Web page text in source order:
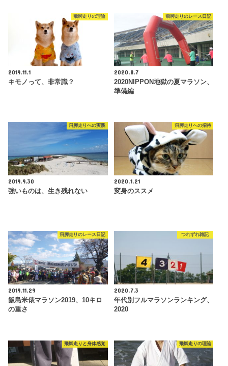
飛脚走りの理論
2019.11.1
キモノって、非常識？
飛脚走りのレース日記
2020.8.7
2020NIPPON地獄の夏マラソン、
準備編
飛脚走りへの実践
2019.9.30
強いものは、生き残れない
飛脚走りへの招待
2020.1.21
変身のススメ
飛脚走りのレース日記
2019.11.29
飯島米俵マラソン2019、10キロ
の重さ
つれずれ雑記
2020.7.3
年代別フルマラソンランキング、
2020
飛脚走りと身体感覚 飛脚走りの理論